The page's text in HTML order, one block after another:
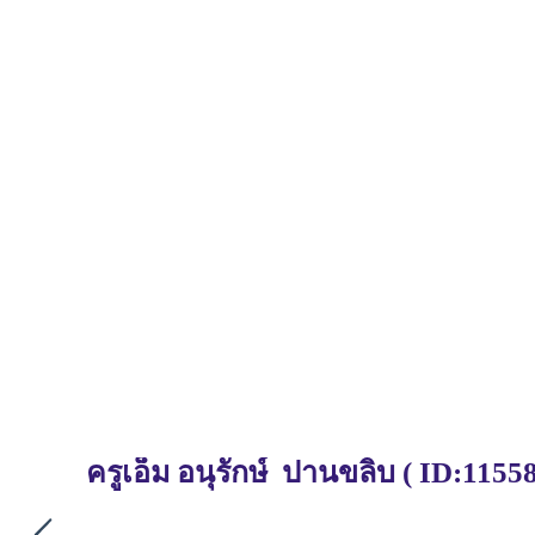
ครูเอ็ม อนุรักษ์ ปานขลิบ (